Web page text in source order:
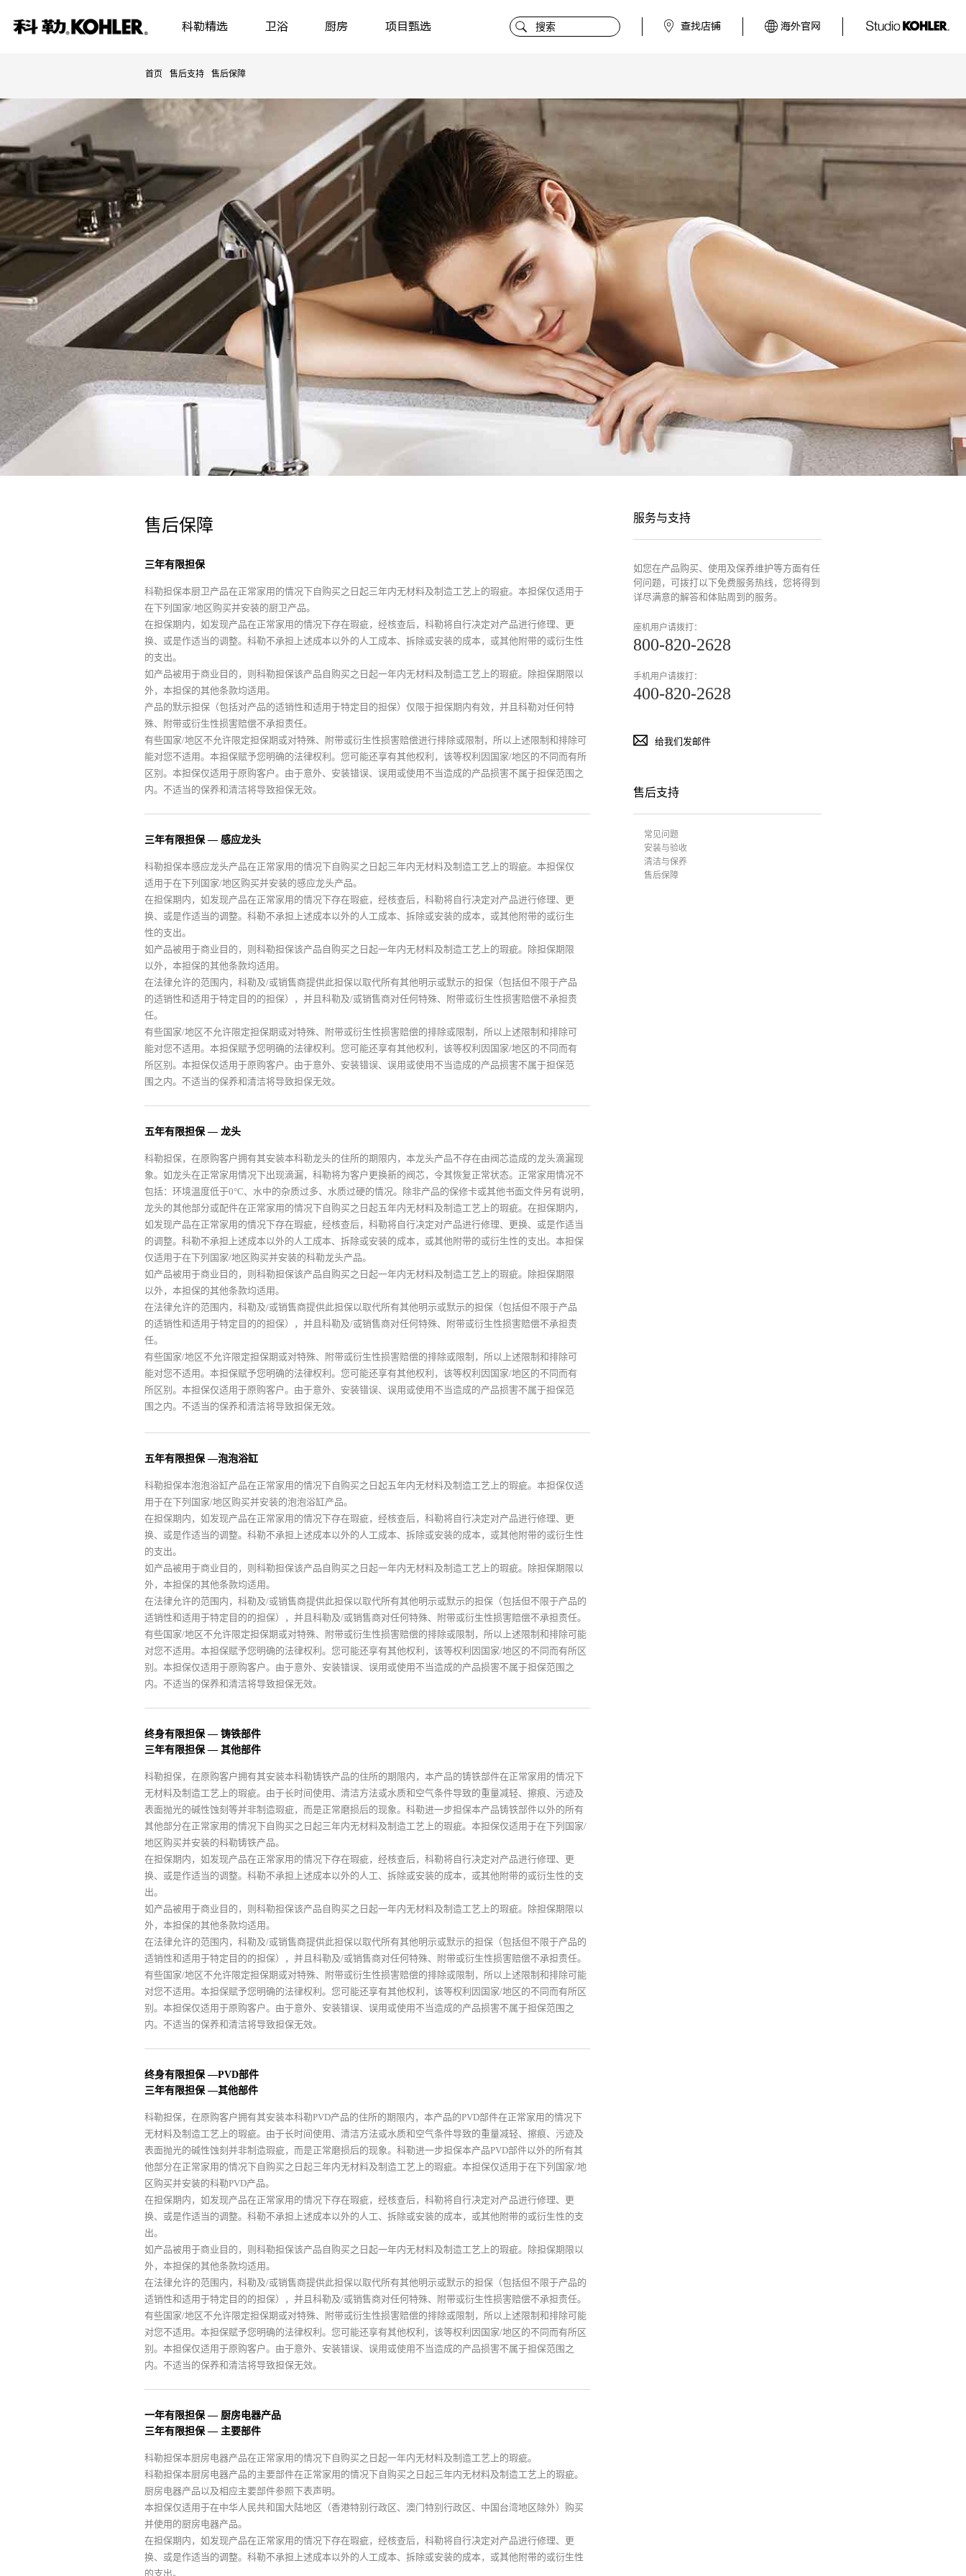
科勒精选 卫浴 厨房 项目甄选 查找店铺 海外官网
首页 售后支持 售后保障
售后保障
三年有限担保
科勒担保本厨卫产品在正常家用的情况下自购买之日起三年内无材料及制造工艺上的瑕疵。本担保仅适用于
在下列国家/地区购买并安装的厨卫产品。
在担保期内，如发现产品在正常家用的情况下存在瑕疵，经核查后，科勒将自行决定对产品进行修理、更
换、或是作适当的调整。科勒不承担上述成本以外的人工成本、拆除或安装的成本，或其他附带的或衍生性
的支出。
如产品被用于商业目的，则科勒担保该产品自购买之日起一年内无材料及制造工艺上的瑕疵。除担保期限以
外，本担保的其他条款均适用。
产品的默示担保（包括对产品的适销性和适用于特定目的担保）仅限于担保期内有效，并且科勒对任何特
殊、附带或衍生性损害赔偿不承担责任。
有些国家/地区不允许限定担保期或对特殊、附带或衍生性损害赔偿进行排除或限制，所以上述限制和排除可
能对您不适用。本担保赋予您明确的法律权利。您可能还享有其他权利，该等权利因国家/地区的不同而有所
区别。本担保仅适用于原购客户。由于意外、安装错误、误用或使用不当造成的产品损害不属于担保范围之
内。不适当的保养和清洁将导致担保无效。
三年有限担保 — 感应龙头
科勒担保本感应龙头产品在正常家用的情况下自购买之日起三年内无材料及制造工艺上的瑕疵。本担保仅
适用于在下列国家/地区购买并安装的感应龙头产品。
在担保期内，如发现产品在正常家用的情况下存在瑕疵，经核查后，科勒将自行决定对产品进行修理、更
换、或是作适当的调整。科勒不承担上述成本以外的人工成本、拆除或安装的成本，或其他附带的或衍生
性的支出。
如产品被用于商业目的，则科勒担保该产品自购买之日起一年内无材料及制造工艺上的瑕疵。除担保期限
以外，本担保的其他条款均适用。
在法律允许的范围内，科勒及/或销售商提供此担保以取代所有其他明示或默示的担保（包括但不限于产品
的适销性和适用于特定目的的担保），并且科勒及/或销售商对任何特殊、附带或衍生性损害赔偿不承担责
任。
有些国家/地区不允许限定担保期或对特殊、附带或衍生性损害赔偿的排除或限制，所以上述限制和排除可
能对您不适用。本担保赋予您明确的法律权利。您可能还享有其他权利，该等权利因国家/地区的不同而有
所区别。本担保仅适用于原购客户。由于意外、安装错误、误用或使用不当造成的产品损害不属于担保范
围之内。不适当的保养和清洁将导致担保无效。
五年有限担保 — 龙头
科勒担保，在原购客户拥有其安装本科勒龙头的住所的期限内，本龙头产品不存在由阀芯造成的龙头滴漏现
象。如龙头在正常家用情况下出现滴漏，科勒将为客户更换新的阀芯，令其恢复正常状态。正常家用情况不
包括：环境温度低于0°C、水中的杂质过多、水质过硬的情况。除非产品的保修卡或其他书面文件另有说明，
龙头的其他部分或配件在正常家用的情况下自购买之日起五年内无材料及制造工艺上的瑕疵。在担保期内，
如发现产品在正常家用的情况下存在瑕疵，经核查后，科勒将自行决定对产品进行修理、更换、或是作适当
的调整。科勒不承担上述成本以外的人工成本、拆除或安装的成本，或其他附带的或衍生性的支出。本担保
仅适用于在下列国家/地区购买并安装的科勒龙头产品。
如产品被用于商业目的，则科勒担保该产品自购买之日起一年内无材料及制造工艺上的瑕疵。除担保期限
以外，本担保的其他条款均适用。
在法律允许的范围内，科勒及/或销售商提供此担保以取代所有其他明示或默示的担保（包括但不限于产品
的适销性和适用于特定目的的担保），并且科勒及/或销售商对任何特殊、附带或衍生性损害赔偿不承担责
任。
有些国家/地区不允许限定担保期或对特殊、附带或衍生性损害赔偿的排除或限制，所以上述限制和排除可
能对您不适用。本担保赋予您明确的法律权利。您可能还享有其他权利，该等权利因国家/地区的不同而有
所区别。本担保仅适用于原购客户。由于意外、安装错误、误用或使用不当造成的产品损害不属于担保范
围之内。不适当的保养和清洁将导致担保无效。
五年有限担保 —泡泡浴缸
科勒担保本泡泡浴缸产品在正常家用的情况下自购买之日起五年内无材料及制造工艺上的瑕疵。本担保仅适
用于在下列国家/地区购买并安装的泡泡浴缸产品。
在担保期内，如发现产品在正常家用的情况下存在瑕疵，经核查后，科勒将自行决定对产品进行修理、更
换、或是作适当的调整。科勒不承担上述成本以外的人工成本、拆除或安装的成本，或其他附带的或衍生性
的支出。
如产品被用于商业目的，则科勒担保该产品自购买之日起一年内无材料及制造工艺上的瑕疵。除担保期限以
外，本担保的其他条款均适用。
在法律允许的范围内，科勒及/或销售商提供此担保以取代所有其他明示或默示的担保（包括但不限于产品的
适销性和适用于特定目的的担保），并且科勒及/或销售商对任何特殊、附带或衍生性损害赔偿不承担责任。
有些国家/地区不允许限定担保期或对特殊、附带或衍生性损害赔偿的排除或限制，所以上述限制和排除可能
对您不适用。本担保赋予您明确的法律权利。您可能还享有其他权利，该等权利因国家/地区的不同而有所区
别。本担保仅适用于原购客户。由于意外、安装错误、误用或使用不当造成的产品损害不属于担保范围之
内。不适当的保养和清洁将导致担保无效。
终身有限担保 — 铸铁部件
三年有限担保 — 其他部件
科勒担保，在原购客户拥有其安装本科勒铸铁产品的住所的期限内，本产品的铸铁部件在正常家用的情况下
无材料及制造工艺上的瑕疵。由于长时间使用、清洁方法或水质和空气条件导致的重量减轻、擦痕、污迹及
表面抛光的碱性蚀刻等并非制造瑕疵，而是正常磨损后的现象。科勒进一步担保本产品铸铁部件以外的所有
其他部分在正常家用的情况下自购买之日起三年内无材料及制造工艺上的瑕疵。本担保仅适用于在下列国家/
地区购买并安装的科勒铸铁产品。
在担保期内，如发现产品在正常家用的情况下存在瑕疵，经核查后，科勒将自行决定对产品进行修理、更
换、或是作适当的调整。科勒不承担上述成本以外的人工、拆除或安装的成本，或其他附带的或衍生性的支
出。
如产品被用于商业目的，则科勒担保该产品自购买之日起一年内无材料及制造工艺上的瑕疵。除担保期限以
外，本担保的其他条款均适用。
在法律允许的范围内，科勒及/或销售商提供此担保以取代所有其他明示或默示的担保（包括但不限于产品的
适销性和适用于特定目的的担保），并且科勒及/或销售商对任何特殊、附带或衍生性损害赔偿不承担责任。
有些国家/地区不允许限定担保期或对特殊、附带或衍生性损害赔偿的排除或限制，所以上述限制和排除可能
对您不适用。本担保赋予您明确的法律权利。您可能还享有其他权利，该等权利因国家/地区的不同而有所区
别。本担保仅适用于原购客户。由于意外、安装错误、误用或使用不当造成的产品损害不属于担保范围之
内。不适当的保养和清洁将导致担保无效。
终身有限担保 —PVD部件
三年有限担保 —其他部件
科勒担保，在原购客户拥有其安装本科勒PVD产品的住所的期限内，本产品的PVD部件在正常家用的情况下
无材料及制造工艺上的瑕疵。由于长时间使用、清洁方法或水质和空气条件导致的重量减轻、擦痕、污迹及
表面抛光的碱性蚀刻并非制造瑕疵，而是正常磨损后的现象。科勒进一步担保本产品PVD部件以外的所有其
他部分在正常家用的情况下自购买之日起三年内无材料及制造工艺上的瑕疵。本担保仅适用于在下列国家/地
区购买并安装的科勒PVD产品。
在担保期内，如发现产品在正常家用的情况下存在瑕疵，经核查后，科勒将自行决定对产品进行修理、更
换、或是作适当的调整。科勒不承担上述成本以外的人工、拆除或安装的成本，或其他附带的或衍生性的支
出。
如产品被用于商业目的，则科勒担保该产品自购买之日起一年内无材料及制造工艺上的瑕疵。除担保期限以
外，本担保的其他条款均适用。
在法律允许的范围内，科勒及/或销售商提供此担保以取代所有其他明示或默示的担保（包括但不限于产品的
适销性和适用于特定目的的担保），并且科勒及/或销售商对任何特殊、附带或衍生性损害赔偿不承担责任。
有些国家/地区不允许限定担保期或对特殊、附带或衍生性损害赔偿的排除或限制，所以上述限制和排除可能
对您不适用。本担保赋予您明确的法律权利。您可能还享有其他权利，该等权利因国家/地区的不同而有所区
别。本担保仅适用于原购客户。由于意外、安装错误、误用或使用不当造成的产品损害不属于担保范围之
内。不适当的保养和清洁将导致担保无效。
一年有限担保 — 厨房电器产品
三年有限担保 — 主要部件
科勒担保本厨房电器产品在正常家用的情况下自购买之日起一年内无材料及制造工艺上的瑕疵。
科勒担保本厨房电器产品的主要部件在正常家用的情况下自购买之日起三年内无材料及制造工艺上的瑕疵。
厨房电器产品以及相应主要部件参照下表声明。
本担保仅适用于在中华人民共和国大陆地区（香港特别行政区、澳门特别行政区、中国台湾地区除外）购买
并使用的厨房电器产品。
在担保期内，如发现产品在正常家用的情况下存在瑕疵，经核查后，科勒将自行决定对产品进行修理、更
换、或是作适当的调整。科勒不承担上述成本以外的人工成本、拆除或安装的成本，或其他附带的或衍生性
的支出。
服务与支持
如您在产品购买、使用及保养维护等方面有任
何问题，可拨打以下免费服务热线，您将得到
详尽满意的解答和体贴周到的服务。
座机用户请拨打：
800-820-2628
手机用户请拨打：
400-820-2628
给我们发邮件
售后支持
常见问题
安装与验收
清洁与保养
售后保障